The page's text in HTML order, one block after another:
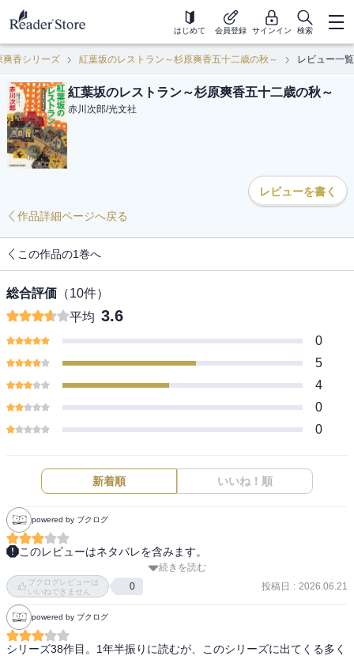
はじめて 会員登録 サインイン 検索
爽香シリーズ 紅葉坂のレストラン～杉原爽香五十二歳の秋～ レビュー一覧
紅葉坂のレストラン～杉原爽香五十二歳の秋～
赤川次郎/光文社
レビューを書く
作品詳細ページへ戻る
この作品の1巻へ
総合評価 （10件）
平均 3.6
0
5
4
0
0
新着順 いいね！順
powered by ブクログ
このレビューはネタバレを含みます。
推理小説というかサザエさんの様な国民的人気家族（と仲間）に
次々と巻き起こる厄介ごと（殺人事件含む）特異点の観察者の気分
です
このシリーズの登場人物は実に些細な事で犯罪を犯す
続きを読む
ブクログレビューは
いいねできません
0 投稿日 : 2026.06.21
powered by ブクログ
シリーズ38作目。1年半振りに読むが、このシリーズに出てくる多く